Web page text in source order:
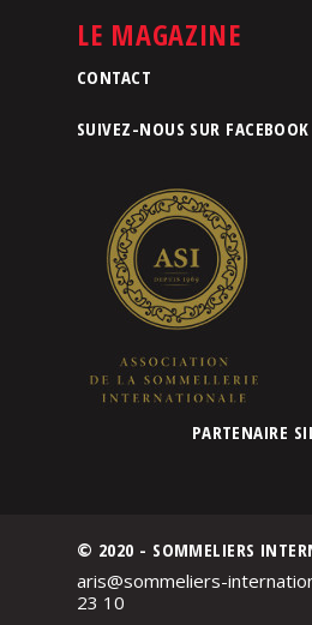
LE MAGAZINE
CONTACT
SUIVEZ-NOUS SUR FACEBOOK
PARTENAIRE
© 2020 - SOMMELIERS
aris@sommeliers-
23 10